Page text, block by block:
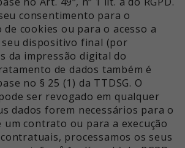
consentimento para o
cookies ou para o acesso a
dispositivo final (por
da impressão digital do
de dados também é
no § 25 (1) da TTDSG. O
ser revogado em qualquer
dados forem necessários para o
um contrato ou para a execução
processamos os seus